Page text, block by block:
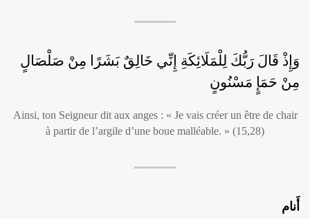
وَإِذْ قَالَ رَبُّكَ لِلْمَلَائِكَةِ إِنِّي خَالِقٌ بَشَرًا مِنْ صَلْصَالٍ
مِنْ حَمَإٍ مَسْنُونٍ
Ainsi, ton Seigneur dit aux anges : « Je vais créer un être de chair
à partir de l’argile d’une boue malléable. » (15,28)
أَنام